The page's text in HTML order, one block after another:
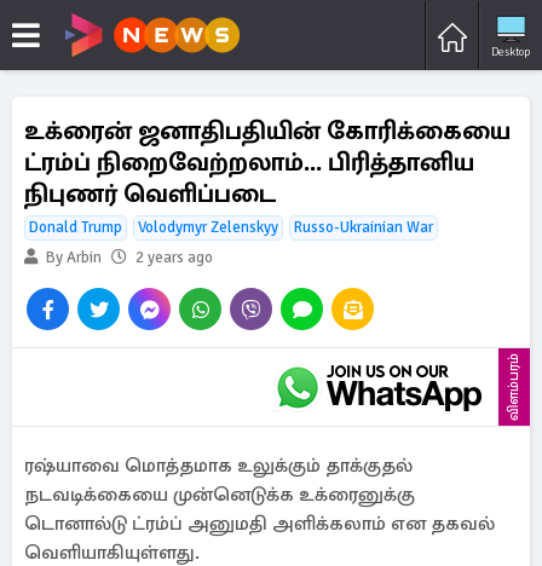
Desktop
உக்ரைன் ஜனாதிபதியின் கோரிக்கையை
ட்ரம்ப் நிறைவேற்றலாம்... பிரித்தானிய
நிபுணர் வெளிப்படை
Donald Trump Volodymyr Zelenskyy
Russo-Ukrainian War
By Arbin
2 years ago
விளம்பரம்
ரஷ்யாவை மொத்தமாக உலுக்கும் தாக்குதல்
நடவடிக்கையை முன்னெடுக்க உக்ரைனுக்கு
டொனால்டு ட்ரம்ப் அனுமதி அளிக்கலாம் என தகவல்
வெளியாகியுள்ளது.